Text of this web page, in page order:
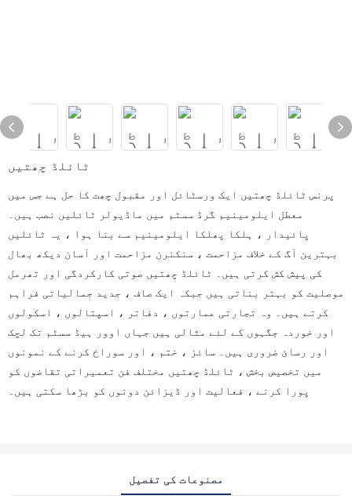
ٹائلڈ چھتیں
پرنس ٹائلڈ چھتیں ایک ورسٹائل اور مقبول چھت کا حل ہے جس میں
معطل ایلومینیم گرڈ سسٹم میں ماڈیولر ٹائلیں نصب ہیں۔
پائیدار ، ہلکا پھلکا ایلومینیم سے بنا ہوا ، یہ ٹائلیں
بہترین آگ کے خلاف مزاحمت ، سنکنرن مزاحمت اور آسان دیکھ بھال
کی پیش کش کرتی ہیں۔ ٹائلڈ چھتیں صوتی کارکردگی اور تھرمل
موصلیت کو بہتر بناتی ہیں جبکہ ایک صاف ، جدید جمالیاتی فراہم
کرتے ہیں۔ وہ تجارتی عمارتوں ، دفاتر ، اسپتالوں ، اسکولوں
اور خوردہ جگہوں کے لئے مثالی ہیں جہاں اوور ہیڈ سسٹم تک لچک
اور رسائ ضروری ہیں۔ سائز ، ختم ، اور سوراخ کرنے کے نمونوں
میں تخصیص بخش ، ٹائلڈ چھتیں مختلف فن تعمیراتی تقاضوں کو
پورا کرنے ، فعالیت اور ڈیزائن دونوں کو بڑھا سکتی ہیں۔
مصنوعات کی تفصیل